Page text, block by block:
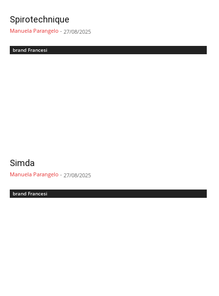
Spirotechnique
Manuela Parangelo - 27/08/2025
brand Francesi
Simda
Manuela Parangelo - 27/08/2025
brand Francesi